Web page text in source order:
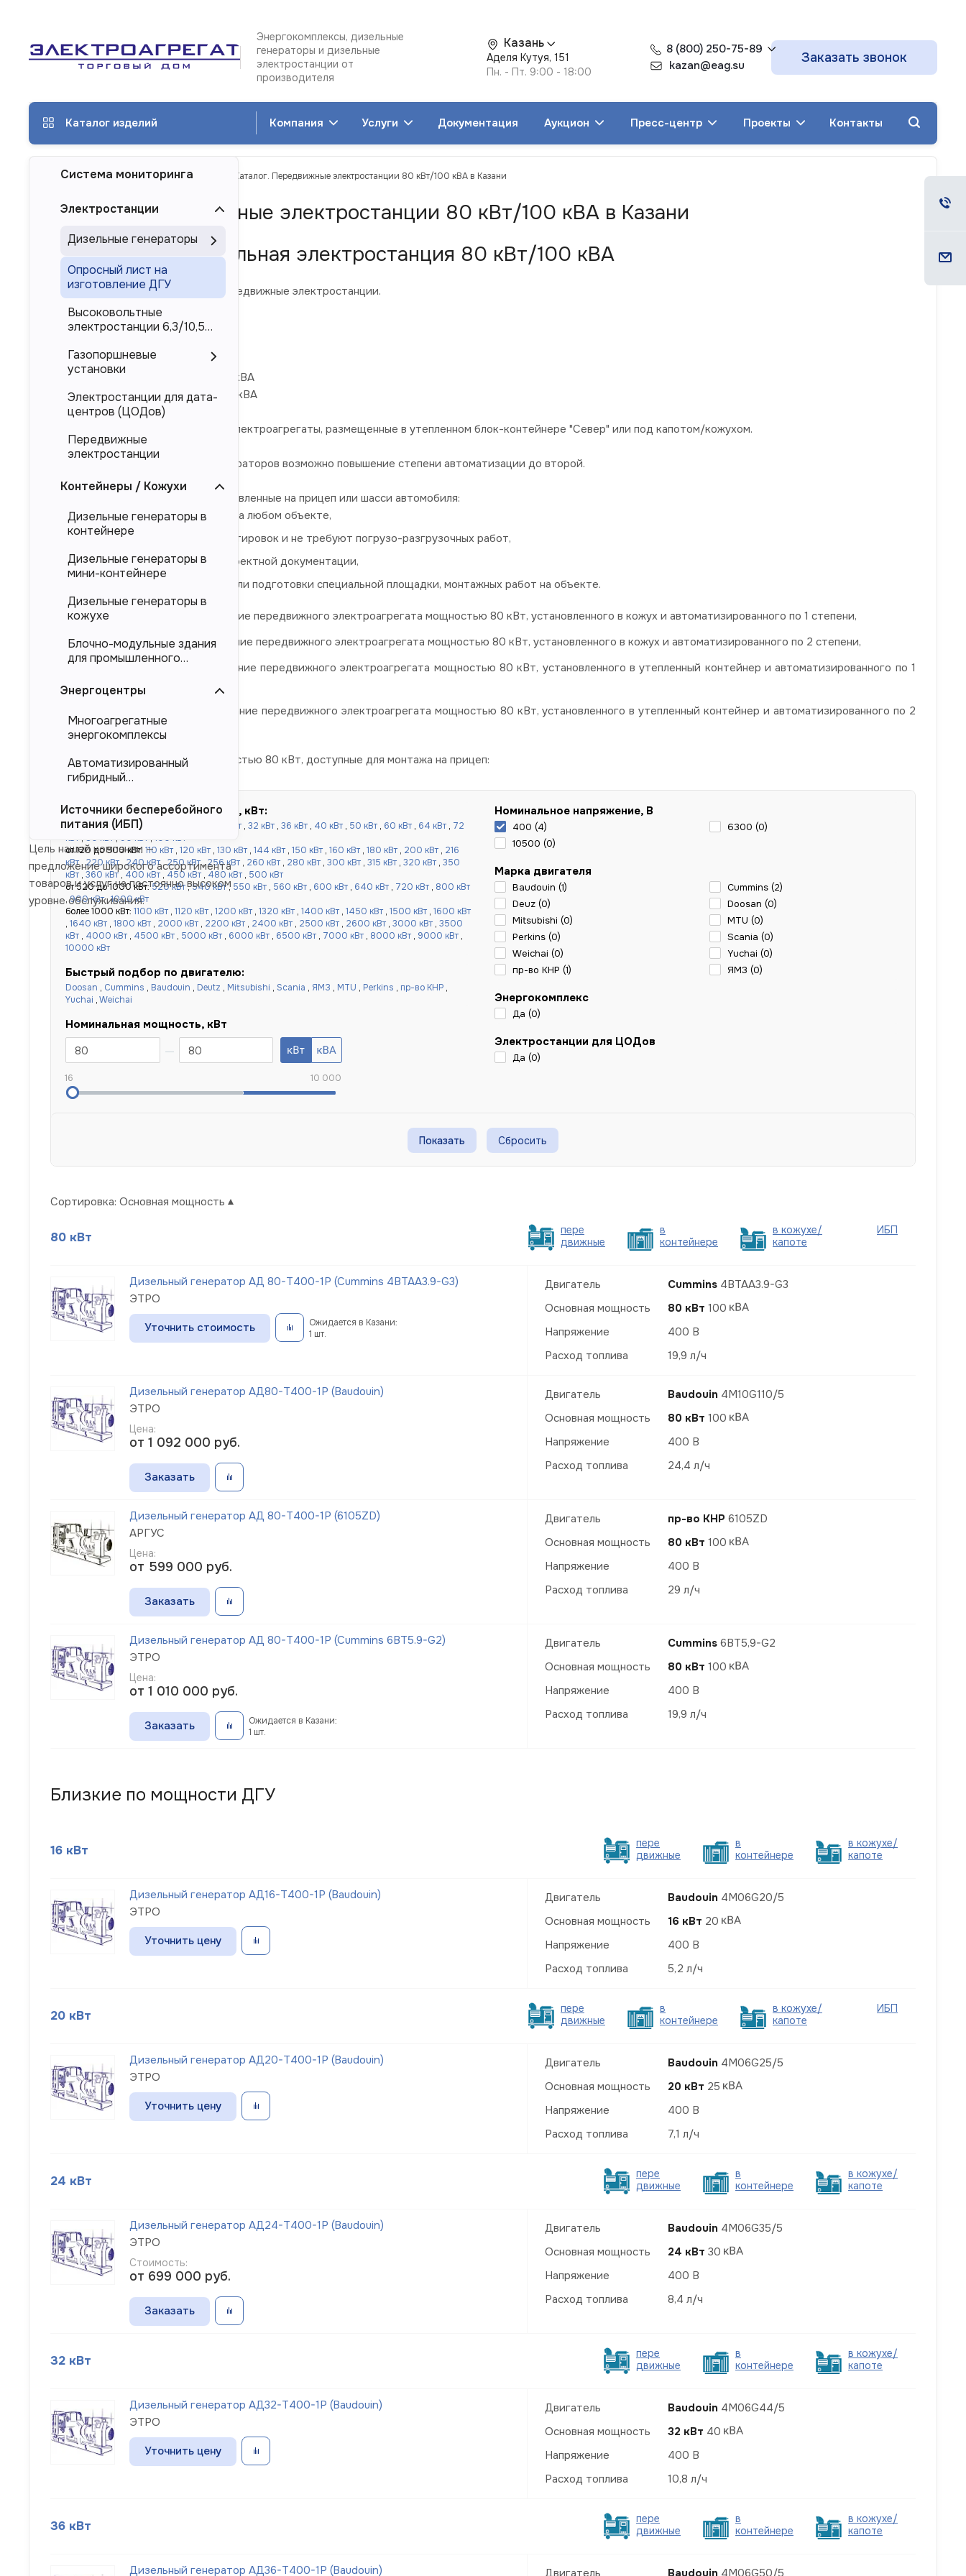
Энергокомплексы, дизельные
генераторы и дизельные
электростанции от
производителя
Казань
Аделя Кутуя, 151
Пн. - Пт. 9:00 - 18:00
8 (800) 250-75-89
kazan@eag.su
Заказать звонок
Каталог изделий Компания Услуги Документация Аукцион Пресс-центр Проекты Контакты
ТД Электроагрегат Каталог изделий Каталог. Передвижные электростанции 80 кВт/100 кВА в Казани
Каталог. Передвижные электростанции 80 кВт/100 кВА в Казани
Передвижная дизельная электростанция 80 кВт/100 кВА
В каталоге ниже представлены передвижные электростанции.
Торговая марка ЭТРО
Номинальное напряжение 0,4 кВ
Номинальная мощность 80кВт/100кВА
Максимальная мощность 88кВт/110кВА
На прицеп можно устанавливать электроагрегаты, размещенные в утепленном блок-контейнере "Север" или под капотом/кожухом.
Для передвижных дизельных генераторов возможно повышение степени автоматизации до второй.
Дизельные электростанции, установленные на прицеп или шасси автомобиля:
полностью готовы к работе на любом объекте,
удобны для частых транспортировок и не требуют погрузо-разгрузочных работ,
не требуют согласования проектной документации,
не требуют строительства или подготовки специальной площадки, монтажных работ на объекте.
ЭД 80-Т400-1РП
- наименование передвижного электроагрегата мощностью 80 кВт, установленного в кожух и автоматизированного по 1 степени,
ЭД 80-Т400-2РП- наименование передвижного электроагрегата мощностью 80 кВт, установленного в кожух и автоматизированного по 2 степени,
ЭД 80-Т400-1РБК
- наименование передвижного электроагрегата мощностью 80 кВт, установленного в утепленный контейнер и автоматизированного по 1
степени.
- наименование передвижного электроагрегата мощностью 80 кВт, установленного в утепленный контейнер и автоматизированного по 2
степени.
Дизельные электростанции мощностью 80 кВт, доступные для монтажа на прицеп:
Быстрый подбор по мощности, кВт:
до 100 кВт: 16 кВт, 30 кВт , 32 кВт , 36 кВт , 40 кВт , 50 кВт , 60 кВт , 64 кВт , 72
кВт , 80 кВт , 90 кВт , 100 кВт
от 120 до 500 кВт: 110 кВт , 120 кВт , 130 кВт , 144 кВт , 150 кВт , 160 кВт , 180 кВт , 200 кВт , 216
кВт,220 кВт,240 кВт,250 кВт,256 кВт , 260 кВт , 280 кВт , 300 кВт , 315 кВт , 320 кВт , 350
кВт , 360 кВт , 400 кВт , 450 кВт , 480 кВт , 500 кВт
от 520 до 1000 кВт: 520 кВт,540 кВт, 550 кВт , 560 кВт , 600 кВт , 640 кВт , 720 кВт , 800 кВт
,900 кВт,1000 кВт
более 1000 кВт: 1100 кВт , 1120 кВт , 1200 кВт , 1320 кВт , 1400 кВт , 1450 кВт , 1500 кВт , 1600 кВт
, 1640 кВт , 1800 кВт , 2000 кВт , 2200 кВт , 2400 кВт , 2500 кВт , 2600 кВт , 3000 кВт , 3500
кВт , 4000 кВт , 4500 кВт , 5000 кВт , 6000 кВт , 6500 кВт , 7000 кВт , 8000 кВт , 9000 кВт ,
10000 кВт
Быстрый подбор по двигателю:
Doosan , Cummins , Baudouin , Deutz , Mitsubishi , Scania , ЯМЗ , MTU , Perkins , пр-во КНР ,
Yuchai ,Weichai
Номинальная мощность, кВт
16 10 000
Номинальное напряжение, В
400 (4) 6300 (0)
10500 (0)
Марка двигателя
Baudouin (1) Cummins (2)
Deuz (0) Doosan (0)
Mitsubishi (0) MTU (0)
Perkins (0) Scania (0)
Weichai (0) Yuchai (0)
пр-во КНР (1) ЯМЗ (0)
Энергокомплекс
Да (0)
Электростанции для ЦОДов
Да (0)
Сбросить
Сортировка: Основная мощность
80 кВт
пере
движные
в
контейнере
в кожухе/
капоте
ИБП
Дизельный генератор АД 80-Т400-1Р (Cummins 4BTAA3.9-G3)
ЭТРО
Уточнить стоимость
Ожидается в Казани:
1 шт.
Двигатель Cummins 4BTAA3.9-G3
Основная мощность
80 кВт 100
Напряжение
400 В
Расход топлива
19,9 л/ч
Дизельный генератор АД80-Т400-1Р (Baudouin)
ЭТРО
Цена:
от 1 092 000 руб.
Заказать
Двигатель Baudouin 4M10G110/5
Основная мощность
80 кВт 100
Напряжение
400 В
Расход топлива
24,4 л/ч
Дизельный генератор АД 80-Т400-1Р (6105ZD)
АРГУС
Цена:
от 599 000 руб.
Заказать
Двигатель пр-во КНР 6105ZD
Основная мощность
80 кВт 100
Напряжение
400 В
Расход топлива
29 л/ч
Дизельный генератор АД 80-Т400-1Р (Cummins 6BT5.9-G2)
ЭТРО
Цена:
от 1 010 000 руб.
Заказать
Ожидается в Казани:
1 шт.
Двигатель Cummins 6BT5,9-G2
Основная мощность
80 кВт 100
Напряжение
400 В
Расход топлива
19,9 л/ч
Близкие по мощности ДГУ
16 кВт
пере
движные
в
контейнере
в кожухе/
капоте
Дизельный генератор АД16-Т400-1Р (Baudouin)
ЭТРО
Уточнить цену
Двигатель Baudouin 4M06G20/5
Основная мощность
16 кВт 20
Напряжение
400 В
Расход топлива
5,2 л/ч
20 кВт
пере
движные
в
контейнере
в кожухе/
капоте
ИБП
Дизельный генератор АД20-Т400-1Р (Baudouin)
ЭТРО
Уточнить цену
Двигатель Baudouin 4M06G25/5
Основная мощность
20 кВт 25
Напряжение
400 В
Расход топлива
7,1 л/ч
24 кВт
пере
движные
в
контейнере
в кожухе/
капоте
Дизельный генератор АД24-Т400-1Р (Baudouin)
ЭТРО
Стоимость:
от 699 000 руб.
Заказать
Двигатель Baudouin 4M06G35/5
Основная мощность
24 кВт 30
Напряжение
400 В
Расход топлива
8,4 л/ч
32 кВт
пере
движные
в
контейнере
в кожухе/
капоте
Дизельный генератор АД32-Т400-1Р (Baudouin)
ЭТРО
Уточнить цену
Двигатель Baudouin 4M06G44/5
Основная мощность
32 кВт 40
Напряжение
400 В
Расход топлива
10,8 л/ч
36 кВт
пере
движные
в
контейнере
в кожухе/
капоте
Дизельный генератор АД36-Т400-1Р (Baudouin) Двигатель Baudouin 4M06G50/5
Система мониторинга
Электростанции
Дизельные генераторы
Опросный лист на
изготовление ДГУ
Высоковольтные
электростанции 6,3/10,5
Газопоршневые
установки
Электростанции для дата-
центров (ЦОДов)
Передвижные
электростанции
Контейнеры / Кожухи
Дизельные генераторы в
контейнере
Дизельные генераторы в
мини-контейнере
Дизельные генераторы в
кожухе
Блочно-модульные здания
для промышленного
оборудования (БМЗ)
Энергоцентры
Многоагрегатные
энергокомплексы
Автоматизированный
гибридный
Источники бесперебойного
питания (ИБП)
Цель нашей компании —
предложение широкого ассортимента
товаров и услуг на постоянно высоком
уровне обслуживания.